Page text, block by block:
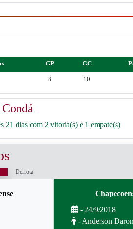
GP GC
8 10
21 dias com 2 vitoria(s) e 1 empate(s)
Derrota
- 24/9/2018
- Anderson